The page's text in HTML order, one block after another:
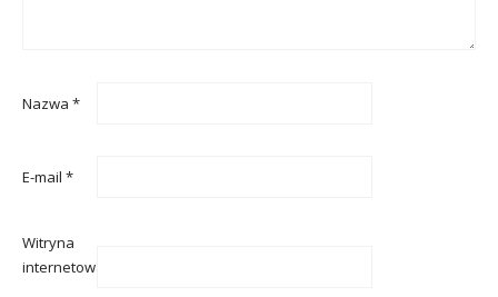
Nazwa *
E-mail *
Witryna
internetowa